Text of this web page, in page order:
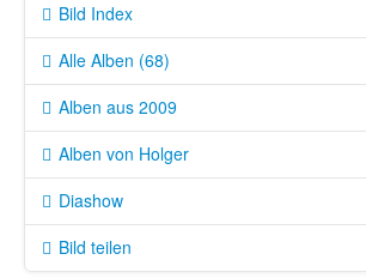
Bild Index
Alle Alben (68)
Alben aus 2009
Alben von Holger
Diashow
Bild teilen